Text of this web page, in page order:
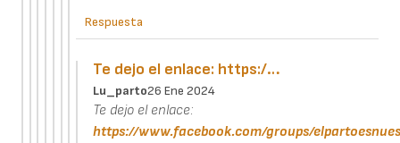
Respuesta
Te dejo el enlace: https:/…
Lu_parto26 Ene 2024
Te dejo el enlace:
https://www.facebook.com/groups/